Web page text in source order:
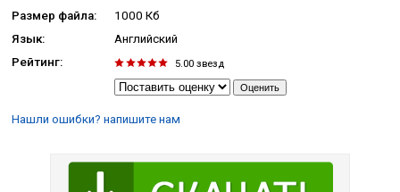
Размер файла:
1000 Кб
Язык:
Английский
Рейтинг:
5.00 звезд
Нашли ошибки? напишите нам